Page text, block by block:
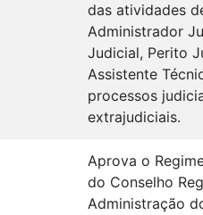
das atividades
Administrador
Judicial, Perito
Assistente
processos
extrajudiciais.
Aprova o
do Conselho
Administração